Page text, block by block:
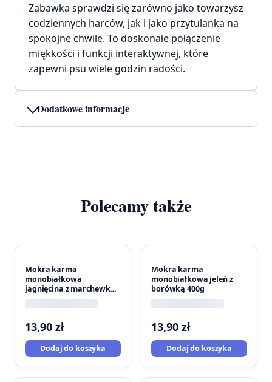
Zabawka sprawdzi się zarówno jako towarzysz
codziennych harców, jak i jako przytulanka na
spokojne chwile. To doskonałe połączenie
miękkości i funkcji interaktywnej, które
zapewni psu wiele godzin radości.
Dodatkowe informacje
Polecamy także
Mokra karma
monobiałkowa
jagnięcina z marchewką
400g
13,90 zł
Dodaj do koszyka
Mokra karma
monobiałkowa jeleń z
borówką 400g
13,90 zł
Dodaj do koszyka